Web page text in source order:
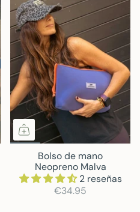
Bolso de mano
Neopreno Malva
2 reseñas
€34.95